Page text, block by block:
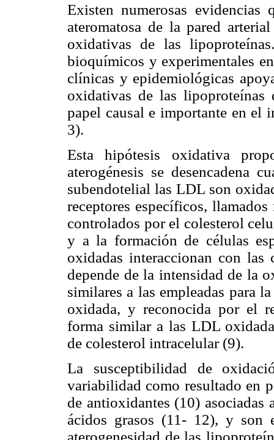
Existen numerosas
ateromatosa de la pared
oxidativas de las
bioquímicos y experimentales
clínicas y epidemiológicas
oxidativas de las lipoproteínas
papel causal e importante en el
3).
Esta hipótesis oxidativa
aterogénesis se desencadena
subendotelial las LDL son
receptores específicos,
controlados por el colesterol
y a la formación de células
oxidadas interaccionan con
depende de la intensidad de la
similares a las empleadas para
oxidada, y reconocida por el
forma similar a las LDL
de colesterol intracelular (9).
La susceptibilidad de
variabilidad como resultado en
de antioxidantes (10) asociadas
ácidos grasos (11- 12), y son